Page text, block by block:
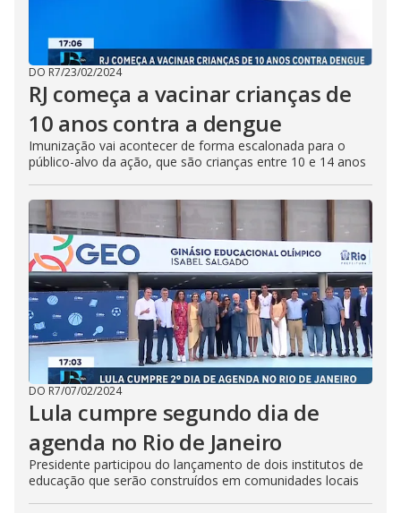
DO R7/23/02/2024
RJ começa a vacinar crianças de
10 anos contra a dengue
Imunização vai acontecer de forma escalonada para o
público-alvo da ação, que são crianças entre 10 e 14 anos
DO R7/07/02/2024
Lula cumpre segundo dia de
agenda no Rio de Janeiro
Presidente participou do lançamento de dois institutos de
educação que serão construídos em comunidades locais